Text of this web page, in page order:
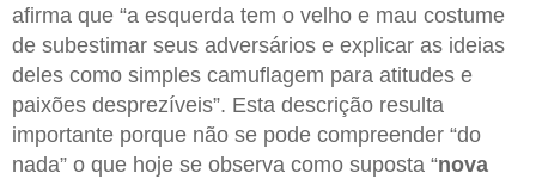
afirma que “a esquerda tem o velho e mau costume
de subestimar seus adversários e explicar as ideias
deles como simples camuflagem para atitudes e
paixões desprezíveis”. Esta descrição resulta
importante porque não se pode compreender “do
nada” o que hoje se observa como suposta “nova